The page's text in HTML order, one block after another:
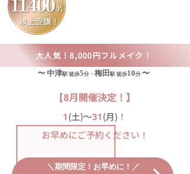
大人気！8,000円フルメイク！
〜 中津駅 徒歩5分・ 梅田 駅 徒歩10分 〜
【8月開催決定！】
1 (土)〜31 (月) ！
​お早めにご予約ください！
＼期間限定！お早めに！／